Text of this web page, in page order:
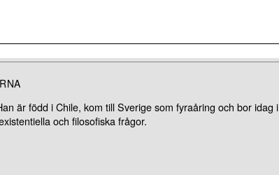
är född i Chile, kom till Sverige som fyraåring och bor idag i
och filosofiska frågor.